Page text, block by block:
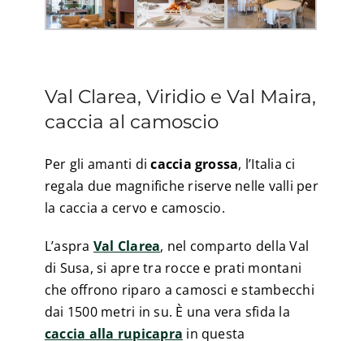
Val Clarea, Viridio e Val Maira,
caccia al camoscio
Per gli amanti dicaccia grossa, l’Italia ci
regala due magnifiche riserve nelle valli per
la caccia a cervo e camoscio.
L’aspra Val Clarea, nel comparto della Val
di Susa, si apre tra rocce e prati montani
che offrono riparo a camosci e stambecchi
dai 1500 metri in su. È una vera sfida la
caccia alla rupicapra in questa